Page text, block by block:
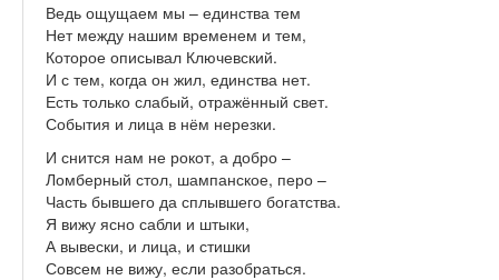
Ведь ощущаем мы – единства тем
Нет между нашим временем и тем,
Которое описывал Ключевский.
И с тем, когда он жил, единства нет.
Есть только слабый, отражённый свет.
События и лица в нём нерезки.
И снится нам не рокот, а добро –
Ломберный стол, шампанское, перо –
Часть бывшего да сплывшего богатства.
Я вижу ясно сабли и штыки,
А вывески, и лица, и стишки
Совсем не вижу, если разобраться.